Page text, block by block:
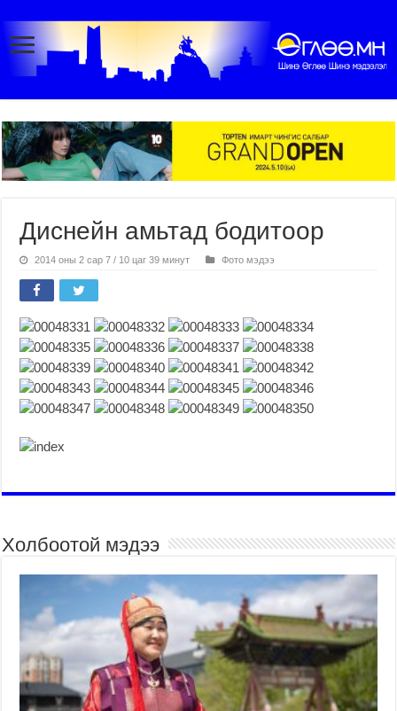
Диснейн амьтад бодитоор
2014 оны 2 сар 7 / 10 цаг 39 минут Фото мэдээ
Холбоотой мэдээ